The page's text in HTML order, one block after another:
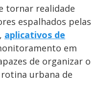
tornar realidade
espalhados pelas
aplicativos de
em
de organizar o
urbana de